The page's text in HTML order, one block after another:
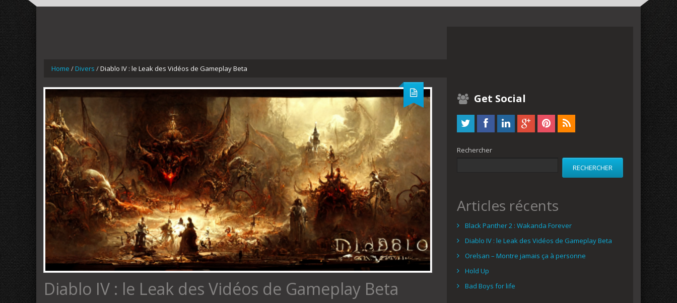
Home /Divers /Diablo IV : le Leak des Vidéos de Gameplay Beta
Diablo IV : le Leak des Vidéos de Gameplay Beta
Get Social
Rechercher
RECHERCHER
Articles récents
Black Panther 2 : Wakanda Forever
Diablo IV : le Leak des Vidéos de Gameplay Beta
Orelsan – Montre jamais ça à personne
Hold Up
Bad Boys for life